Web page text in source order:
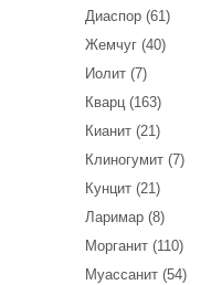
Диаспор (61)
Жемчуг (40)
Иолит (7)
Кварц (163)
Кианит (21)
Клиногумит (7)
Кунцит (21)
Ларимар (8)
Морганит (110)
Муассанит (54)